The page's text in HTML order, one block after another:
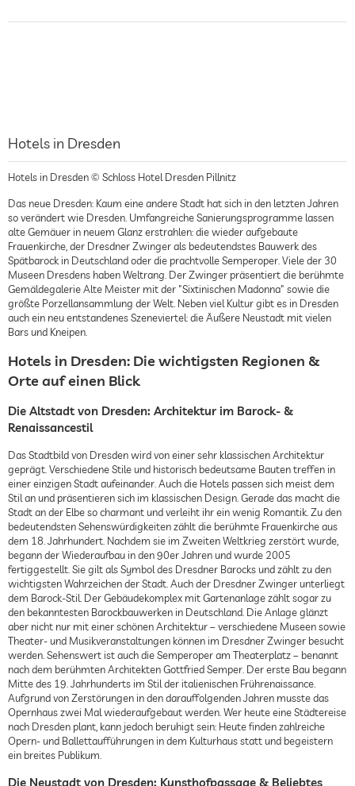
Hotels in Dresden
Hotels in Dresden © Schloss Hotel Dresden Pillnitz
Das neue Dresden: Kaum eine andere Stadt hat sich in den letzten Jahren
so verändert wie Dresden. Umfangreiche Sanierungsprogramme lassen
alte Gemäuer in neuem Glanz erstrahlen: die wieder aufgebaute
Frauenkirche, der Dresdner Zwinger als bedeutendstes Bauwerk des
Spätbarock in Deutschland oder die prachtvolle Semperoper. Viele der 30
Museen Dresdens haben Weltrang. Der Zwinger präsentiert die berühmte
Gemäldegalerie Alte Meister mit der "Sixtinischen Madonna" sowie die
größte Porzellansammlung der Welt. Neben viel Kultur gibt es in Dresden
auch ein neu entstandenes Szeneviertel: die Äußere Neustadt mit vielen
Bars und Kneipen.
Hotels in Dresden: Die wichtigsten Regionen &
Orte auf einen Blick
Die Altstadt von Dresden: Architektur im Barock- &
Renaissancestil
Das Stadtbild von Dresden wird von einer sehr klassischen Architektur
geprägt. Verschiedene Stile und historisch bedeutsame Bauten treffen in
einer einzigen Stadt aufeinander. Auch die Hotels passen sich meist dem
Stil an und präsentieren sich im klassischen Design. Gerade das macht die
Stadt an der Elbe so charmant und verleiht ihr ein wenig Romantik. Zu den
bedeutendsten Sehenswürdigkeiten zählt die berühmte Frauenkirche aus
dem 18. Jahrhundert. Nachdem sie im Zweiten Weltkrieg zerstört wurde,
begann der Wiederaufbau in den 90er Jahren und wurde 2005
fertiggestellt. Sie gilt als Symbol des Dresdner Barocks und zählt zu den
wichtigsten Wahrzeichen der Stadt. Auch der Dresdner Zwinger unterliegt
dem Barock-Stil. Der Gebäudekomplex mit Gartenanlage zählt sogar zu
den bekanntesten Barockbauwerken in Deutschland. Die Anlage glänzt
aber nicht nur mit einer schönen Architektur – verschiedene Museen sowie
Theater- und Musikveranstaltungen können im Dresdner Zwinger besucht
werden. Sehenswert ist auch die Semperoper am Theaterplatz – benannt
nach dem berühmten Architekten Gottfried Semper. Der erste Bau begann
Mitte des 19. Jahrhunderts im Stil der italienischen Frührenaissance.
Aufgrund von Zerstörungen in den darauffolgenden Jahren musste das
Opernhaus zwei Mal wiederaufgebaut werden. Wer heute eine Städtereise
nach Dresden plant, kann jedoch beruhigt sein: Heute finden zahlreiche
Opern- und Ballettaufführungen in dem Kulturhaus statt und begeistern
ein breites Publikum.
Die Neustadt von Dresden: Kunsthofpassage & Beliebtes